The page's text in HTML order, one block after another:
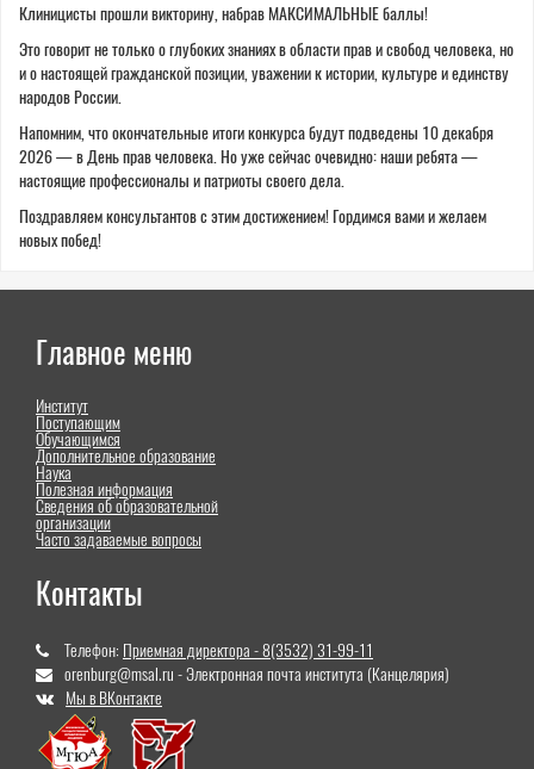
Клиницисты прошли викторину, набрав МАКСИМАЛЬНЫЕ баллы!
Это говорит не только о глубоких знаниях в области прав и свобод человека, но
и о настоящей гражданской позиции, уважении к истории, культуре и единству
народов России.
Напомним, что окончательные итоги конкурса будут подведены 10 декабря
2026 — в День прав человека. Но уже сейчас очевидно: наши ребята —
настоящие профессионалы и патриоты своего дела.
Поздравляем консультантов с этим достижением! Гордимся вами и желаем
новых побед!
Главное меню
Институт
Поступающим
Обучающимся
Дополнительное образование
Наука
Полезная информация
Сведения об образовательной
организации
Часто задаваемые вопросы
Контакты
Телефон: Приемная директора - 8(3532) 31-99-11
orenburg@msal.ru - Электронная почта института (Канцелярия)
Мы в ВКонтакте